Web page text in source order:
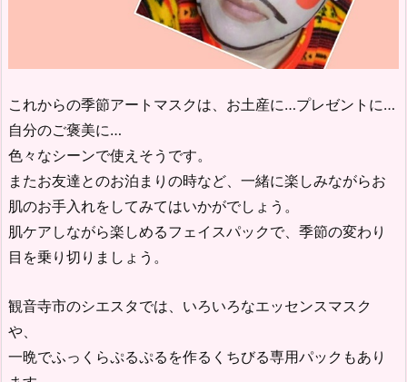
これからの季節アートマスクは、お土産に…プレゼントに…
自分のご褒美に…
色々なシーンで使えそうです。
またお友達とのお泊まりの時など、一緒に楽しみながらお
肌のお手入れをしてみてはいかがでしょう。
肌ケアしながら楽しめるフェイスパックで、季節の変わり
目を乗り切りましょう。
観音寺市のシエスタでは、いろいろなエッセンスマスク
や、
一晩でふっくらぷるぷるを作るくちびる専用パックもあり